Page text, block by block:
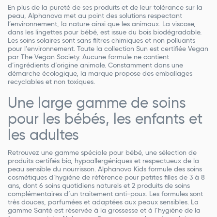
En plus de la pureté de ses produits et de leur tolérance sur la
peau, Alphanova met au point des solutions respectant
l’environnement, la nature ainsi que les animaux. La viscose,
dans les lingettes pour bébé, est issue du bois biodégradable.
Les soins solaires sont sans filtres chimiques et non polluants
pour l’environnement. Toute la collection Sun est certifiée Vegan
par The Vegan Society. Aucune formule ne contient
d’ingrédients d’origine animale. Constamment dans une
démarche écologique, la marque propose des emballages
recyclables et non toxiques.
Une large gamme de soins
pour les bébés, les enfants et
les adultes
Retrouvez une gamme spéciale pour bébé, une sélection de
produits certifiés bio, hypoallergéniques et respectueux de la
peau sensible du nourrisson. Alphanova Kids formule des soins
cosmétiques d’hygiène de référence pour petites filles de 3 à 8
ans, dont 6 soins quotidiens naturels et 2 produits de soins
complémentaires d’un traitement anti-poux. Les formules sont
très douces, parfumées et adaptées aux peaux sensibles. La
gamme Santé est réservée à la grossesse et à l’hygiène de la